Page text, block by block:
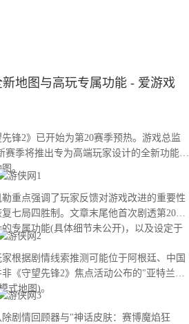
新地图与高玩专属功能 - 爱游戏
2》已开始为第20赛季预热。游戏总监
赛季将推出专为高端玩家设计的全新功能，
。
点强调了玩家反馈对游戏改进的重要性
局四胜制。文章末尾他首次剧透第20赛
专属功能(具体细节未公开)，以及设定于
据剧情线索推测可能位于阿根廷、中国
《守望先锋2》焦点活动公布的"亚特兰蒂
式地图)。
情回顾器与"神话皮肤：赛博魔焰狂